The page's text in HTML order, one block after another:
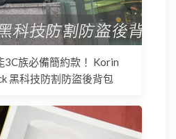
3C族必備簡約款！ Korin
黑科技防割防盜後背包